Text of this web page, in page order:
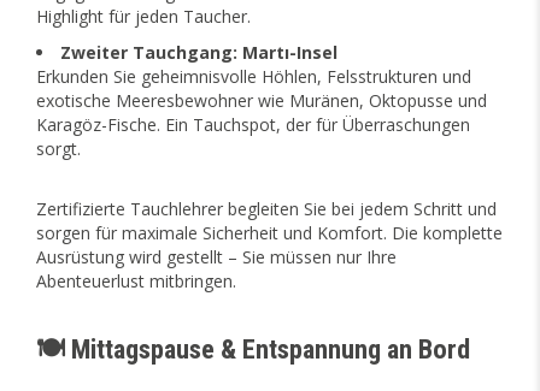
Highlight für jeden Taucher.
Zweiter Tauchgang: Martı-Insel
Erkunden Sie geheimnisvolle Höhlen, Felsstrukturen und
exotische Meeresbewohner wie Muränen, Oktopusse und
Karagöz-Fische. Ein Tauchspot, der für Überraschungen
sorgt.
Zertifizierte Tauchlehrer begleiten Sie bei jedem Schritt und
sorgen für maximale Sicherheit und Komfort. Die komplette
Ausrüstung wird gestellt – Sie müssen nur Ihre
Abenteuerlust mitbringen.
🍽️ Mittagspause & Entspannung an Bord